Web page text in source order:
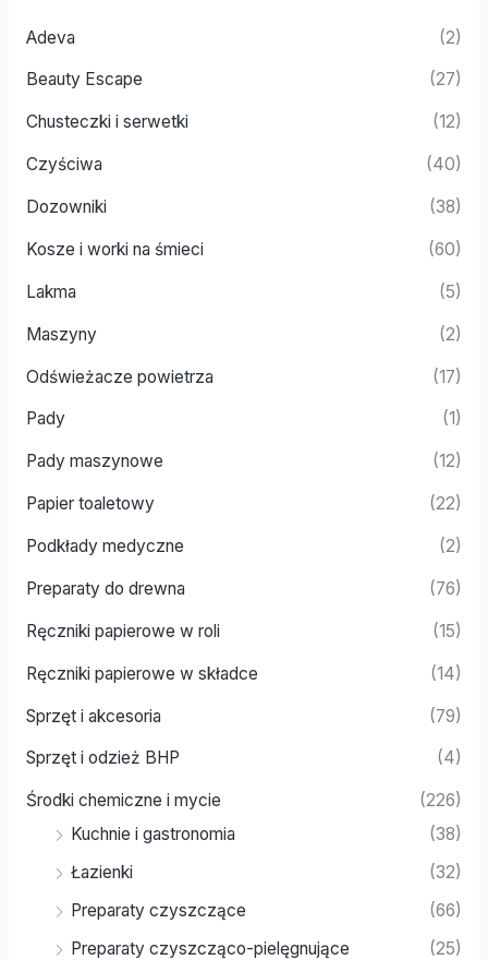
Adeva (2)
Beauty Escape (27)
Chusteczki i serwetki (12)
Czyściwa (40)
Dozowniki (38)
Kosze i worki na śmieci (60)
Lakma (5)
Maszyny (2)
Odświeżacze powietrza (17)
Pady (1)
Pady maszynowe (12)
Papier toaletowy (22)
Podkłady medyczne (2)
Preparaty do drewna (76)
Ręczniki papierowe w roli (15)
Ręczniki papierowe w składce (14)
Sprzęt i akcesoria (79)
Sprzęt i odzież BHP (4)
Środki chemiczne i mycie
(226)
Kuchnie i gastronomia
(38)
Łazienki
(32)
Preparaty czyszczące
(66)
Preparaty czyszcząco-pielęgnujące
(25)